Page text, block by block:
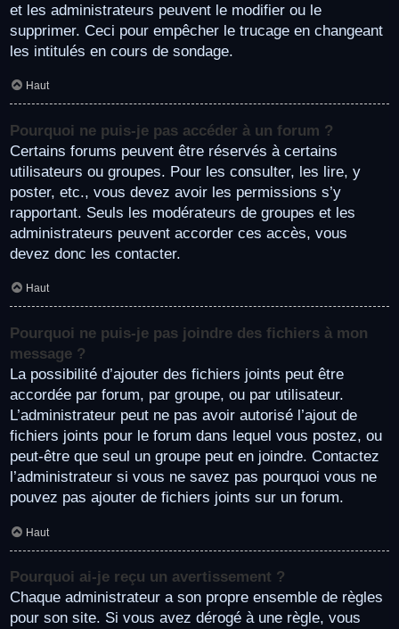
et les administrateurs peuvent le modifier ou le
supprimer. Ceci pour empêcher le trucage en changeant
les intitulés en cours de sondage.
Haut
Pourquoi ne puis-je pas accéder à un forum ?
Certains forums peuvent être réservés à certains
utilisateurs ou groupes. Pour les consulter, les lire, y
poster, etc., vous devez avoir les permissions s’y
rapportant. Seuls les modérateurs de groupes et les
administrateurs peuvent accorder ces accès, vous
devez donc les contacter.
Haut
Pourquoi ne puis-je pas joindre des fichiers à mon
message ?
La possibilité d’ajouter des fichiers joints peut être
accordée par forum, par groupe, ou par utilisateur.
L’administrateur peut ne pas avoir autorisé l’ajout de
fichiers joints pour le forum dans lequel vous postez, ou
peut-être que seul un groupe peut en joindre. Contactez
l’administrateur si vous ne savez pas pourquoi vous ne
pouvez pas ajouter de fichiers joints sur un forum.
Haut
Pourquoi ai-je reçu un avertissement ?
Chaque administrateur a son propre ensemble de règles
pour son site. Si vous avez dérogé à une règle, vous